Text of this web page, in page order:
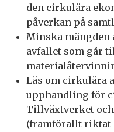
den cirkulära
påverkan på
Minska mängden
avfallet som går
Läs om cirkulära
upphandling för
Tillväxtverket
(framförallt riktat